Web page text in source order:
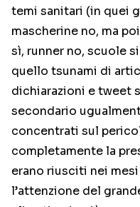
temi sanitari (in quei
mascherine no, ma
sì, runner no, scuole
quello tsunami di
dichiarazioni e tweet
secondario
concentrati sul
completamente la
erano riusciti nei
l’attenzione del